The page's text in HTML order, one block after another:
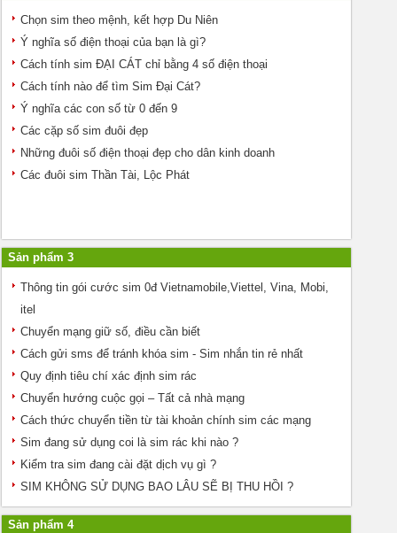
Chọn sim theo mệnh, kết hợp Du Niên
Ý nghĩa số điện thoại của bạn là gì?
Cách tính sim ĐẠI CÁT chỉ bằng 4 số điện thoại
Cách tính nào để tìm Sim Đại Cát?
Ý nghĩa các con số từ 0 đến 9
Các cặp số sim đuôi đẹp
Những đuôi số điện thoại đẹp cho dân kinh doanh
Các đuôi sim Thần Tài, Lộc Phát
Sản phẩm 3
Thông tin gói cước sim 0đ Vietnamobile,Viettel, Vina, Mobi,
itel
Chuyển mạng giữ số, điều cần biết
Cách gửi sms để tránh khóa sim - Sim nhắn tin rẻ nhất
Quy định tiêu chí xác định sim rác
Chuyển hướng cuộc gọi – Tất cả nhà mạng
Cách thức chuyển tiền từ tài khoản chính sim các mạng
Sim đang sử dụng coi là sim rác khi nào ?
Kiểm tra sim đang cài đặt dịch vụ gì ?
SIM KHÔNG SỬ DỤNG BAO LÂU SẼ BỊ THU HỒI ?
Sản phẩm 4